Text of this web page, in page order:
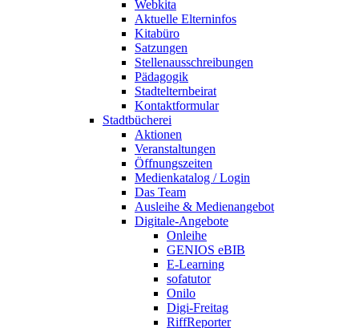
Webkita
Aktuelle Elterninfos
Kitabüro
Satzungen
Stellenausschreibungen
Pädagogik
Stadtelternbeirat
Kontaktformular
Stadtbücherei
Aktionen
Veranstaltungen
Öffnungszeiten
Medienkatalog / Login
Das Team
Ausleihe & Medienangebot
Digitale-Angebote
Onleihe
GENIOS eBIB
E-Learning
sofatutor
Onilo
Digi-Freitag
RiffReporter